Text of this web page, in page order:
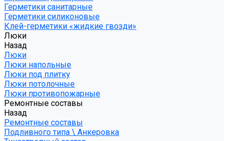
Герметики санитарные
Герметики силиконовые
Клей-герметики «жидкие гвозди»
Люки
Назад
Люки
Люки напольные
Люки под плитку
Люки потолочные
Люки противопожарные
Ремонтные составы
Назад
Ремонтные составы
Подливного типа \ Анкеровка